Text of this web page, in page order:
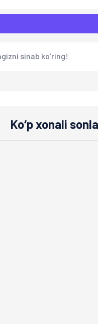
sinab ko‘ring!
Ko‘p xonali